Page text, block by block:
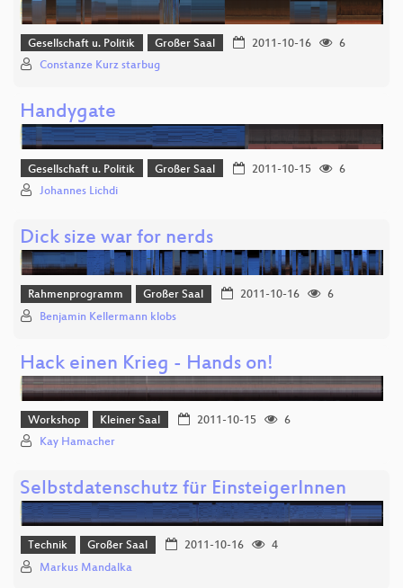
Gesellschaft u. Politik Großer Saal 2011-10-16
6
Constanze Kurz starbug
Handygate
Gesellschaft u. Politik Großer Saal 2011-10-15
6
Johannes Lichdi
Dick size war for nerds
Rahmenprogramm Großer Saal 2011-10-16
6
Benjamin Kellermann klobs
Hack einen Krieg - Hands on!
Workshop Kleiner Saal 2011-10-15
6
Kay Hamacher
Selbstdatenschutz für EinsteigerInnen
Technik Großer Saal 2011-10-16
4
Markus Mandalka